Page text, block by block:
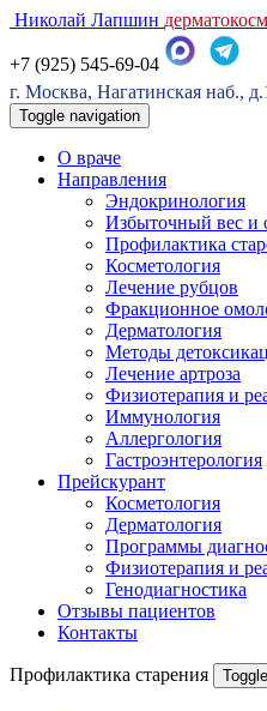
Николай Лапшин
+7 (925) 545-69-04
г. Москва, Нагатинская наб.,
Toggle navigation
О враче
Направления
Эндокринология
Избыточный вес и
Профилактика
Косметология
Лечение рубцов
Фракционное
Дерматология
Методы
Лечение артроза
Физиотерапия и
Иммунология
Аллергология
Гастроэнтерология
Прейскурант
Косметология
Дерматология
Программы
Физиотерапия и
Генодиагностика
Отзывы пациентов
Контакты
Профилактика старения